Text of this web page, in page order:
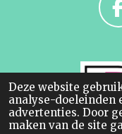
Deze website
analyse-doeleinden
advertenties. Door
maken van de site
F
e
b
o